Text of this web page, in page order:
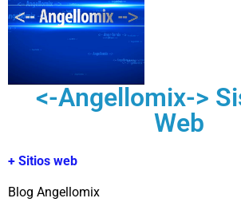
<-Angellomix->
Web
+ Sitios web
Blog Angellomix